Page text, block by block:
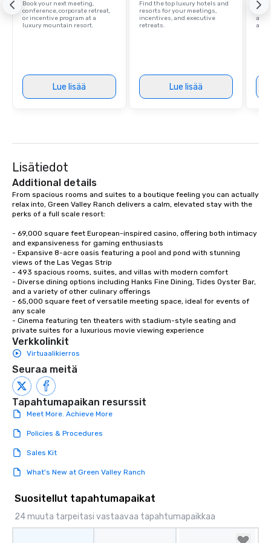
Book your next meeting,
conference, corporate retreat,
or incentive program at a
luxury mountain resort.
Lue lisää
Find the top luxury hotels and
resorts for your meetings,
incentives, and executive
retreats.
Lue lisää
with
and
Lisätiedot
Additional details
From spacious rooms and suites to a boutique feeling you can actually
relax into, Green Valley Ranch delivers a calm, elevated stay with the
perks of a full scale resort:
- 69,000 square feet European-inspired casino, offering both intimacy
and expansiveness for gaming enthusiasts
- Expansive 8-acre oasis featuring a pool and pond with stunning
views of the Las Vegas Strip
- 493 spacious rooms, suites, and villas with modern comfort
- Diverse dining options including Hanks Fine Dining, Tides Oyster Bar,
and a variety of other culinary offerings
- 65,000 square feet of versatile meeting space, ideal for events of
any scale
- Cinema featuring ten theaters with stadium-style seating and
private suites for a luxurious movie viewing experience
Verkkolinkit
Virtuaalikierros
Seuraa meitä
Tapahtumapaikan resurssit
Meet More. Achieve More
Policies & Procedures
Sales Kit
What's New at Green Valley Ranch
Suositellut tapahtumapaikat
24 muuta tarpeitasi vastaavaa tapahtumapaikkaa